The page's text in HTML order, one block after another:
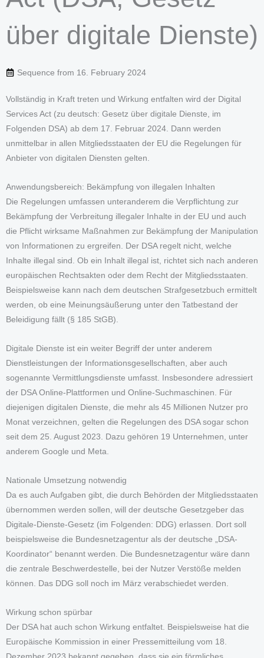
über digitale Dienste)
Sequence from 16. February 2024
Vollständig in Kraft treten und Wirkung entfalten wird der Digital
Services Act (zu deutsch: Gesetz über digitale Dienste, im
Folgenden DSA) ab dem 17. Februar 2024. Dann werden
unmittelbar in allen Mitgliedsstaaten der EU die Regelungen für
Anbieter von digitalen Diensten gelten.
Anwendungsbereich: Bekämpfung von illegalen Inhalten
Die Regelungen umfassen unteranderem die Verpflichtung zur
Bekämpfung der Verbreitung illegaler Inhalte in der EU und auch
die Pflicht wirksame Maßnahmen zur Bekämpfung der Manipulation
von Informationen zu ergreifen. Der DSA regelt nicht, welche
Inhalte illegal sind. Ob ein Inhalt illegal ist, richtet sich nach anderen
europäischen Rechtsakten oder dem Recht der Mitgliedsstaaten.
Beispielsweise kann nach dem deutschen Strafgesetzbuch ermittelt
werden, ob eine Meinungsäußerung unter den Tatbestand der
Beleidigung fällt (§ 185 StGB).
Digitale Dienste ist ein weiter Begriff der unter anderem
Dienstleistungen der Informationsgesellschaften, aber auch
sogenannte Vermittlungsdienste umfasst. Insbesondere adressiert
der DSA Online-Plattformen und Online-Suchmaschinen. Für
diejenigen digitalen Dienste, die mehr als 45 Millionen Nutzer pro
Monat verzeichnen, gelten die Regelungen des DSA sogar schon
seit dem 25. August 2023. Dazu gehören 19 Unternehmen, unter
anderem Google und Meta.
Nationale Umsetzung notwendig
Da es auch Aufgaben gibt, die durch Behörden der Mitgliedsstaaten
übernommen werden sollen, will der deutsche Gesetzgeber das
Digitale-Dienste-Gesetz (im Folgenden: DDG) erlassen. Dort soll
beispielsweise die Bundesnetzagentur als der deutsche „DSA-
Koordinator“ benannt werden. Die Bundesnetzagentur wäre dann
die zentrale Beschwerdestelle, bei der Nutzer Verstöße melden
können. Das DDG soll noch im März verabschiedet werden.
Wirkung schon spürbar
Der DSA hat auch schon Wirkung entfaltet. Beispielsweise hat die
Europäische Kommission in einer Pressemitteilung vom 18.